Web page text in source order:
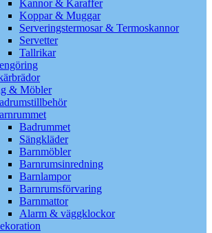
Kannor & Karaffer
Koppar & Muggar
Serveringstermosar & Termoskannor
Servetter
Tallrikar
& Möbler
Badrummet
Sängkläder
Barnmöbler
Barnrumsinredning
Barnlampor
Barnrumsförvaring
Barnmattor
Alarm & väggklockor